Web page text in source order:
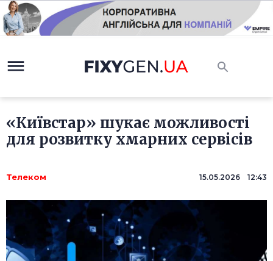
«Київстар» шукає можливості
для розвитку хмарних сервісів
Телеком 15.05.2026 12:43